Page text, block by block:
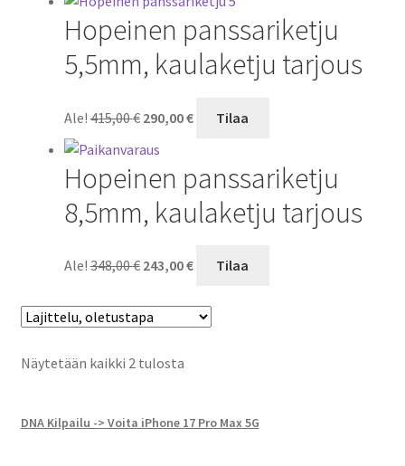
Hopeinen panssariketju
5,5mm, kaulaketju tarjous
Ale!415,00€
hinta
oli:
415,00 €.
290,00€
290,00 €.
Tilaa
Hopeinen panssariketju
8,5mm, kaulaketju tarjous
Ale!348,00€
hinta
348,00 €.
243,00€
243,00 €.
Tilaa
Näytetään kaikki 2 tulosta
DNA Kilpailu -> Voita iPhone 17 Pro Max 5G